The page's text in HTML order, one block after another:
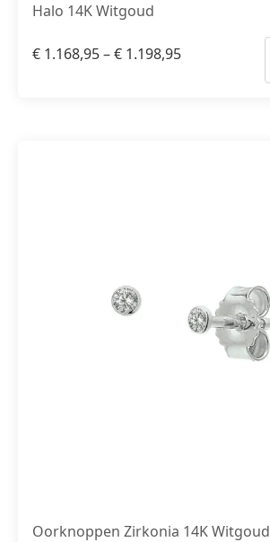
Halo 14K Witgoud
€ 1.168,95–€ 1.198,95
Oorknoppen Zirkonia 14K Witgoud